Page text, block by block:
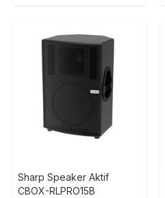
Sharp Speaker Aktif
CBOX-RLPRO15B